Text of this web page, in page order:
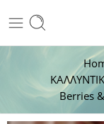
Berries